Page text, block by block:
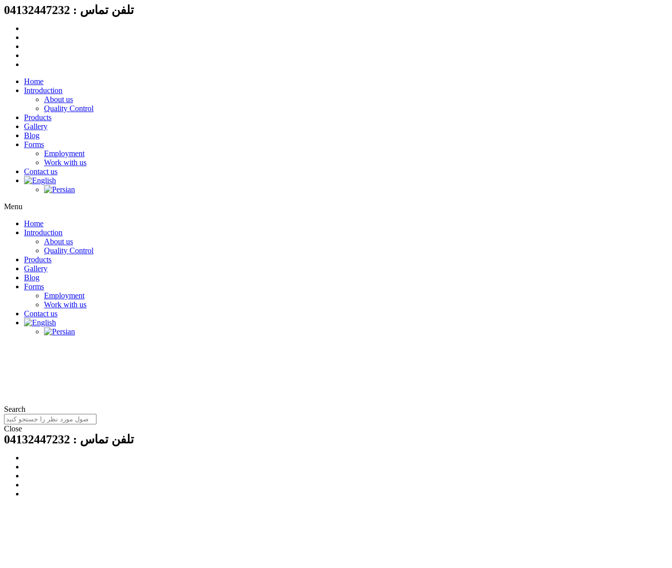
Skip
to
content
تلفن تماس : 04132447232
Home
Introduction
About us
Quality Control
Products
Gallery
Blog
Forms
Employment
Work with us
Contact us
Menu
Home
Introduction
About us
Quality Control
Products
Gallery
Blog
Forms
Employment
Work with us
Contact us
Search
Close
تلفن تماس : 04132447232